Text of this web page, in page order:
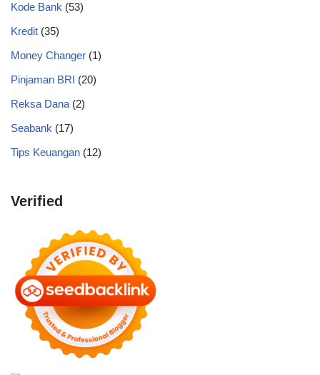
Kode Bank (53)
Kredit (35)
Money Changer (1)
Pinjaman BRI (20)
Reksa Dana (2)
Seabank (17)
Tips Keuangan (12)
Verified